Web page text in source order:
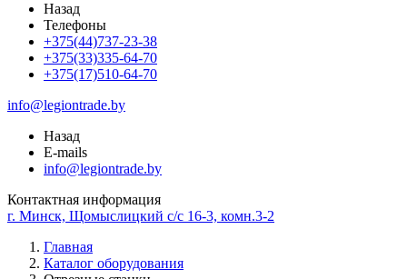
Назад
Телефоны
+375(44)737-23-38
+375(33)335-64-70
+375(17)510-64-70
info@legiontrade.by
Назад
E-mails
info@legiontrade.by
Контактная информация
г. Минск, Щомыслицкий с/с 16-3, комн.3-2
Главная
Каталог оборудования